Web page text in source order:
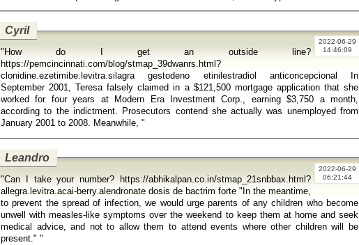
Cyril
2022-06-29
14:46:09
"How do I get an outside line?
https://pemcincinnati.com/blog/stmap_39dwanrs.html?
clonidine.ezetimibe.levitra.silagra gestodeno etinilestradiol anticoncepcional In
September 2001, Teresa falsely claimed in a $121,500 mortgage application that she
worked for four years at Modern Era Investment Corp., earning $3,750 a month,
according to the indictment. Prosecutors contend she actually was unemployed from
January 2001 to 2008. Meanwhile, "
Leandro
2022-06-29
06:21:44
"Can I take your number? https://abhikalpan.co.in/stmap_21snbbax.html?
allegra.levitra.acai-berry.alendronate dosis de bactrim forte "In the meantime,
to prevent the spread of infection, we would urge parents of any children who become
unwell with measles-like symptoms over the weekend to keep them at home and seek
medical advice, and not to allow them to attend events where other children will be
present." "